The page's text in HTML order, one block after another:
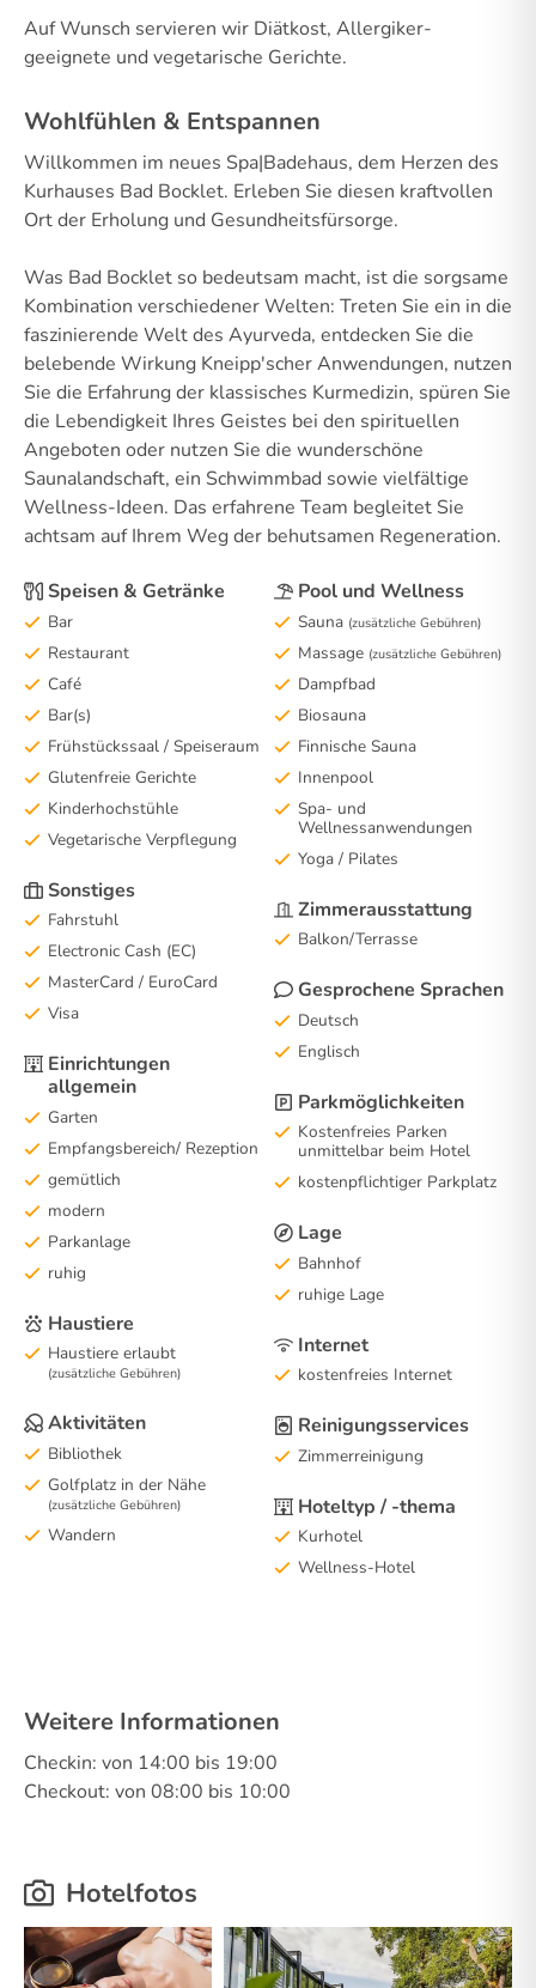
Auf Wunsch servieren wir Diätkost, Allergiker-
geeignete und vegetarische Gerichte.
Wohlfühlen & Entspannen
Willkommen im neues Spa|Badehaus, dem Herzen des
Kurhauses Bad Bocklet. Erleben Sie diesen kraftvollen
Ort der Erholung und Gesundheitsfürsorge.
Was Bad Bocklet so bedeutsam macht, ist die sorgsame
Kombination verschiedener Welten: Treten Sie ein in die
faszinierende Welt des Ayurveda, entdecken Sie die
belebende Wirkung Kneipp'scher Anwendungen, nutzen
Sie die Erfahrung der klassisches Kurmedizin, spüren Sie
die Lebendigkeit Ihres Geistes bei den spirituellen
Angeboten oder nutzen Sie die wunderschöne
Saunalandschaft, ein Schwimmbad sowie vielfältige
Wellness-Ideen. Das erfahrene Team begleitet Sie
achtsam auf Ihrem Weg der behutsamen Regeneration.
Speisen & Getränke
Bar
Restaurant
Café
Bar(s)
Frühstückssaal / Speiseraum
Glutenfreie Gerichte
Kinderhochstühle
Vegetarische Verpflegung
Sonstiges
Fahrstuhl
Electronic Cash (EC)
MasterCard / EuroCard
Visa
Einrichtungen
allgemein
Garten
Empfangsbereich/ Rezeption
gemütlich
modern
Parkanlage
ruhig
Haustiere
Haustiere erlaubt
(zusätzliche Gebühren)
Aktivitäten
Bibliothek
Golfplatz in der Nähe
(zusätzliche Gebühren)
Wandern
Pool und Wellness
Sauna (zusätzliche Gebühren)
Massage (zusätzliche Gebühren)
Dampfbad
Biosauna
Finnische Sauna
Innenpool
Spa- und
Wellnessanwendungen
Yoga / Pilates
Zimmerausstattung
Balkon/Terrasse
Gesprochene Sprachen
Deutsch
Englisch
Parkmöglichkeiten
Kostenfreies Parken
unmittelbar beim Hotel
kostenpflichtiger Parkplatz
Lage
Bahnhof
ruhige Lage
Internet
kostenfreies Internet
Reinigungsservices
Zimmerreinigung
Hoteltyp / -thema
Kurhotel
Wellness-Hotel
Weitere Informationen
Checkin: von 14:00 bis 19:00
Checkout: von 08:00 bis 10:00
Hotelfotos